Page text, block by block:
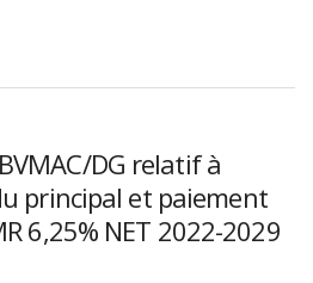
DG relatif à
principal et paiement
6,25% NET 2022-2029